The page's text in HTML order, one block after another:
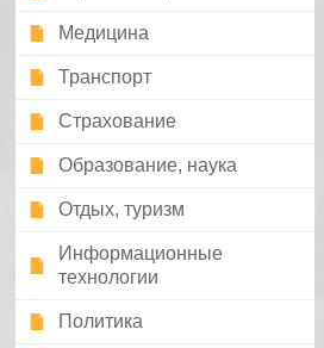
Медицина
Транспорт
Страхование
Образование, наука
Отдых, туризм
Информационные
технологии
Политика